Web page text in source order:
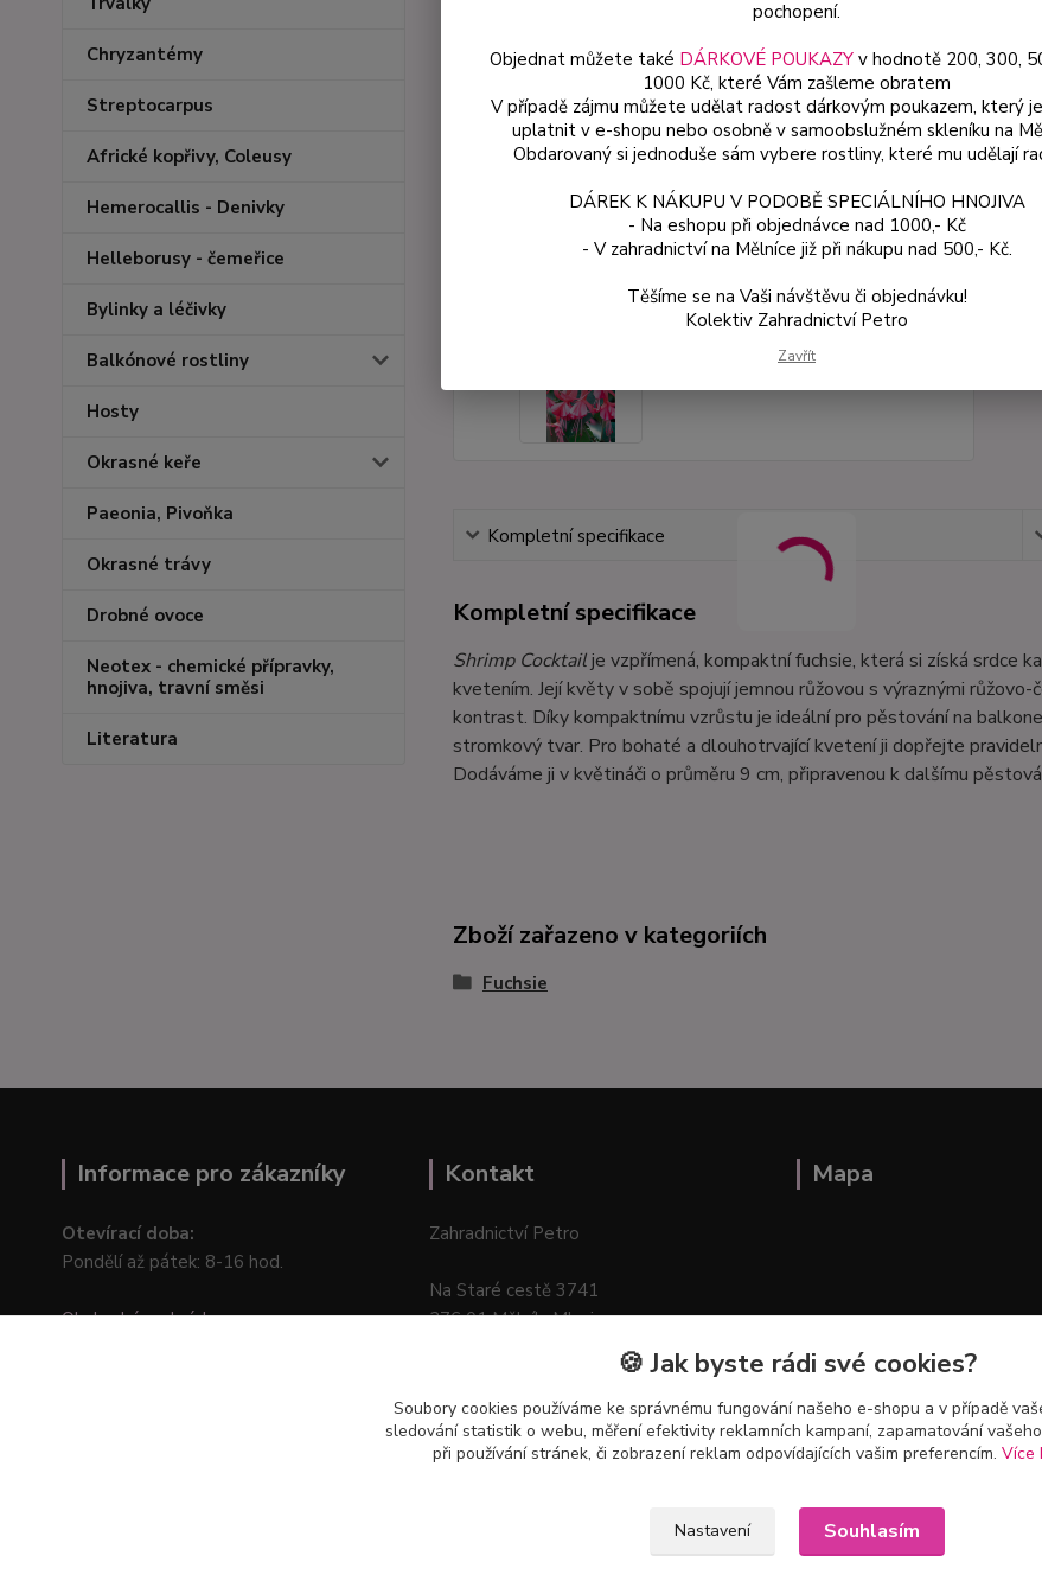
Chryzantémy
Streptocarpus
Africké kopřivy, Coleusy
Hemerocallis - Denivky
Helleborusy - čemeřice
Bylinky a léčivky
Balkónové rostliny
Hosty
Okrasné keře
Paeonia, Pivoňka
Okrasné trávy
Drobné ovoce
Neotex - chemické přípravky,
hnojiva, travní směsi
Literatura
Kompletní specifikace
Kompletní specifikace
Shrimp Cocktailje vzpřímená, kompaktní fuchsie, která si získá srdce
kvetením. Její květy v sobě spojují jemnou růžovou s výraznými
kontrast. Díky kompaktnímu vzrůstu je ideální pro pěstování na
stromkový tvar. Pro bohaté a dlouhotrvající kvetení ji dopřejte
Dodáváme ji v květináči o průměru 9 cm, připravenou k dalšímu
Zboží zařazeno v kategoriích
Fuchsie
Informace pro zákazníky
Otevírací doba:
Pondělí až pátek: 8-16 hod.
Obchodní podmínky
Kontakt
Zahradnictví Petro
Na Staré cestě 3741
276 01 Mělník–Mlazice
Mapa
pochopení.
Objednat můžete také DÁRKOVÉ POUKAZYv hodnotě 200, 300,
1000 Kč, které Vám zašleme obratem
V případě zájmu můžete udělat radost dárkovým poukazem, který
uplatnit v e-shopu nebo osobně v samoobslužném skleníku na
Obdarovaný si jednoduše sám vybere rostliny, které mu udělají
DÁREK K NÁKUPU V PODOBĚ SPECIÁLNÍHO HNOJIVA
- Na eshopu při objednávce nad 1000,- Kč
- V zahradnictví na Mělníce již při nákupu nad 500,- Kč.
Těšíme se na Vaši návštěvu či objednávku!
Kolektiv Zahradnictví Petro
Zavřít
🍪 Jak byste rádi své cookies?
Soubory cookies používáme ke správnému fungování našeho e-shopu a v případě
sledování statistik o webu, měření efektivity reklamních kampaní, zapamatování
při používání stránek, či zobrazení reklam odpovídajících vašim preferencím. Více
Nastavení Souhlasím